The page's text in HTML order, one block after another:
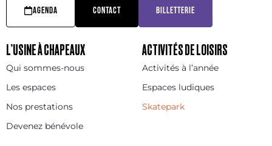
AGENDA CONTACT BILLETTERIE
L’USINE À CHAPEAUX
Qui sommes-nous
Les espaces
Nos prestations
Devenez bénévole
ACTIVITÉS DE LOISIRS
Activités à l’année
Espaces ludiques
Skatepark